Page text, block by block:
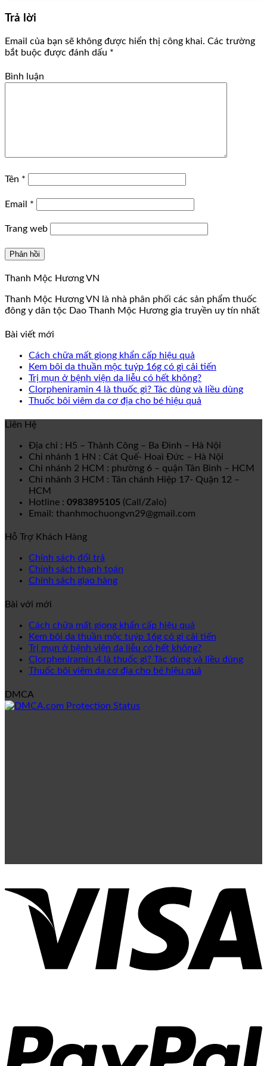
Trả lời
Email của bạn sẽ không được hiển thị công khai. Các trường
bắt buộc được đánh dấu *
Bình luận
Tên *
Email *
Trang web
Thanh Mộc Hương VN
Thanh Mộc Hương VN là nhà phân phối các sản phẩm thuốc
đông y dân tộc Dao Thanh Mộc Hương gia truyền uy tín nhất
Bài viết mới
Cách chữa mất giọng khẩn cấp hiệu quả
Kem bôi da thuần mộc tuýp 16g có gì cải tiến
Trị mụn ở bệnh viện da liễu có hết không?
Clorpheniramin 4 là thuốc gì? Tác dùng và liều dùng
Thuốc bôi viêm da cơ địa cho bé hiệu quả
Liên Hệ
Địa chỉ : H5 – Thành Công – Ba Đình – Hà Nội
Chi nhánh 1 HN : Cát Quế- Hoaì Đức – Hà Nội
Chi nhánh 2 HCM : phường 6 – quận Tân Bình – HCM
Chi nhánh 3 HCM : Tân chánh Hiệp 17- Quận 12 –
HCM
Hotline : 0983895105 (Call/Zalo)
Email: thanhmochuongvn29@gmail.com
Hỗ Trợ Khách Hàng
Chính sách đổi trả
Chính sách thanh toán
Chính sách giao hàng
Bài với mới
Cách chữa mất giọng khẩn cấp hiệu quả
Kem bôi da thuần mộc tuýp 16g có gì cải tiến
Trị mụn ở bệnh viện da liễu có hết không?
Clorpheniramin 4 là thuốc gì? Tác dùng và liều dùng
Thuốc bôi viêm da cơ địa cho bé hiệu quả
DMCA